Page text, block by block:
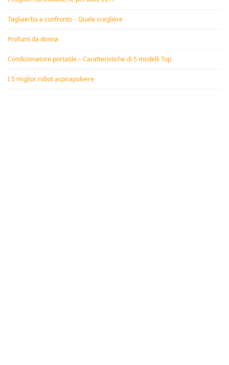
Tagliaerba a confronto – Quale scegliere
Profumi da donna
Condizionatore portatile – Caratteristiche di 5 modelli Top
I 5 miglior robot aspirapolvere